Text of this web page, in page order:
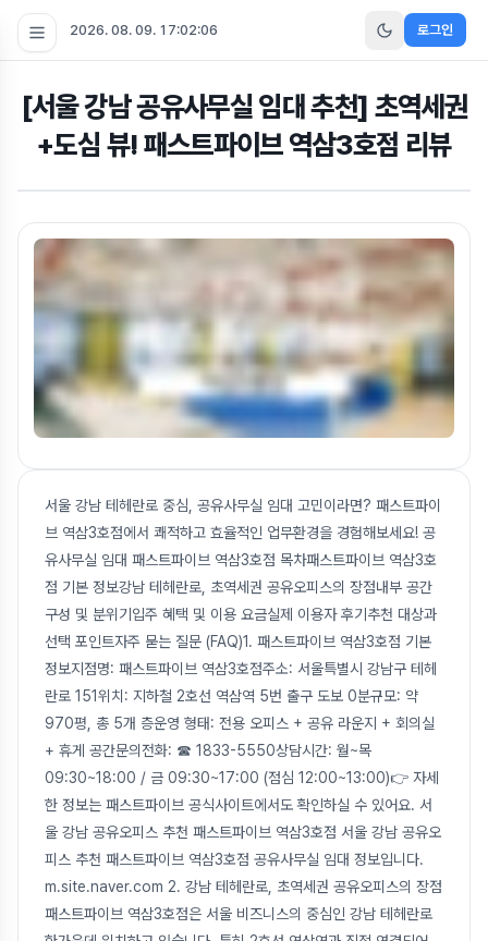
2026. 08. 09. 17:02:07 로그인
[서울 강남 공유사무실 임대 추천] 초역세권
+도심 뷰! 패스트파이브 역삼3호점 리뷰
서울 강남 테헤란로 중심, 공유사무실 임대 고민이라면? 패스트파이
브 역삼3호점에서 쾌적하고 효율적인 업무환경을 경험해보세요! 공
유사무실 임대 패스트파이브 역삼3호점 목차패스트파이브 역삼3호
점 기본 정보강남 테헤란로, 초역세권 공유오피스의 장점내부 공간
구성 및 분위기입주 혜택 및 이용 요금실제 이용자 후기추천 대상과
선택 포인트자주 묻는 질문 (FAQ)1. 패스트파이브 역삼3호점 기본
정보지점명: 패스트파이브 역삼3호점주소: 서울특별시 강남구 테헤
란로 151위치: 지하철 2호선 역삼역 5번 출구 도보 0분규모: 약
970평, 총 5개 층운영 형태: 전용 오피스 + 공유 라운지 + 회의실
+ 휴게 공간문의전화: ☎ 1833-5550상담시간: 월~목
09:30~18:00 / 금 09:30~17:00 (점심 12:00~13:00)👉 자세
한 정보는 패스트파이브 공식사이트에서도 확인하실 수 있어요. 서
울 강남 공유오피스 추천 패스트파이브 역삼3호점 서울 강남 공유오
피스 추천 패스트파이브 역삼3호점 공유사무실 임대 정보입니다.
m.site.naver.com 2. 강남 테헤란로, 초역세권 공유오피스의 장점
패스트파이브 역삼3호점은 서울 비즈니스의 중심인 강남 테헤란로